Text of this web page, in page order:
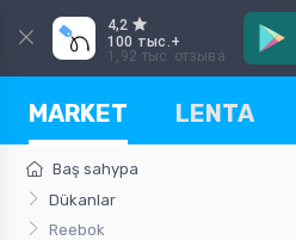
4,2
100 тыс.+
1,92 тыс. отзыва
MARKET LENTA
Baş sahypa
Dükanlar
Reebok